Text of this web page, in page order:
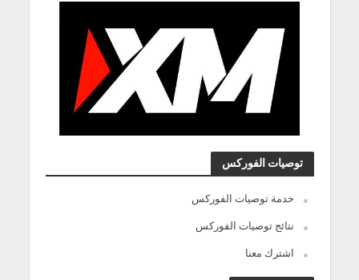
توصيات الفوركس
خدمة توصيات الفوركس
نتائج توصيات الفوركس
اشترك معنا